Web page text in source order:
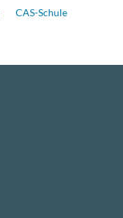
CAS-Schule